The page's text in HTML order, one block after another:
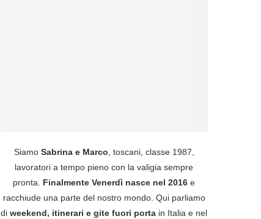
Siamo Sabrina e Marco , toscani, classe 1987,
lavoratori a tempo pieno con la valigia sempre
pronta. Finalmente Venerdì nasce nel 2016 e
racchiude una parte del nostro mondo. Qui parliamo
di weekend, itinerari e gite fuori porta in Italia e nel